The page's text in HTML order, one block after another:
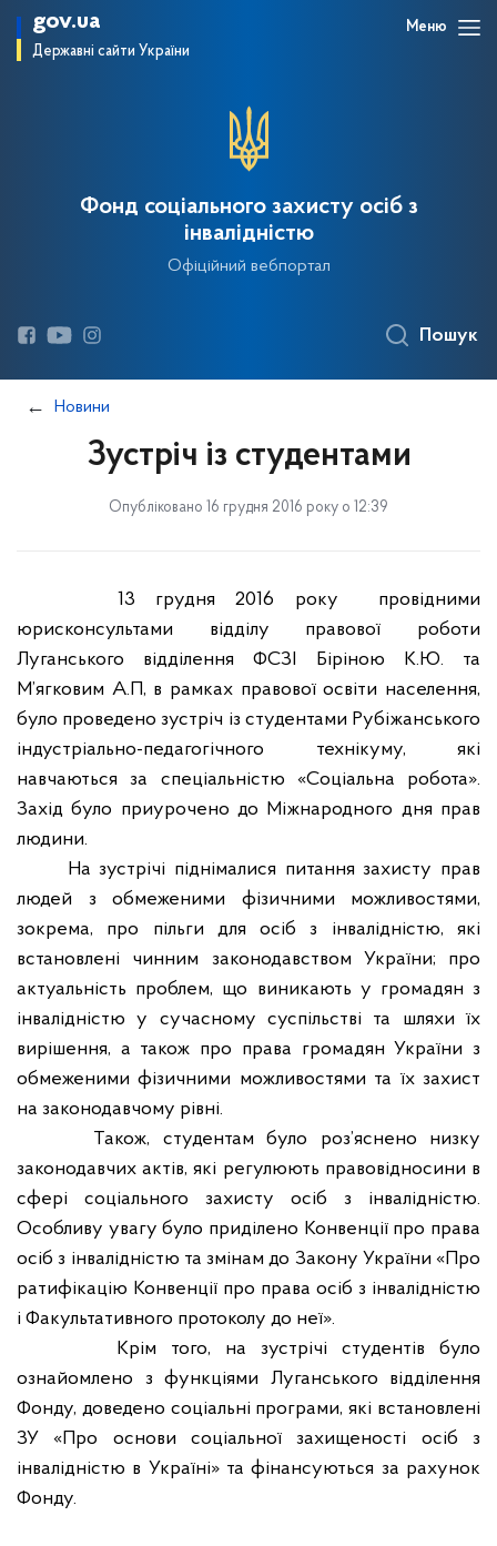
gov.ua
Державні сайти України
Меню
Фонд соціального захисту осіб з
інвалідністю
Офіційний вебпортал
Пошук
Новини
Зустріч із студентами
Опубліковано 16 грудня 2016 року о 12:39
13 грудня 2016 року
провідними
юрисконсультами відділу правової роботи
Луганського відділення ФСЗІ Біріною К.Ю. та
М’ягковим А.П, в рамках правової освіти населення,
було проведено зустріч із студентами Рубіжанського
індустріально-педагогічного технікуму, які
навчаються за спеціальністю «Соціальна робота».
Захід було приурочено до Міжнародного дня прав
людини.
На зустрічі піднімалися питання захисту прав
людей з обмеженими фізичними можливостями,
зокрема, про пільги для осіб з інвалідністю, які
встановлені чинним законодавством України; про
актуальність проблем, що виникають у громадян з
інвалідністю у сучасному суспільстві та шляхи їх
вирішення, а також про права громадян України з
обмеженими фізичними можливостями та їх захист
на законодавчому рівні.
Також, студентам було роз’яснено низку
законодавчих актів, які регулюють правовідносини в
сфері соціального захисту осіб з інвалідністю.
Особливу увагу було приділено Конвенції про права
осіб з інвалідністю та змінам до Закону України «Про
ратифікацію Конвенції про права осіб з інвалідністю
і Факультативного протоколу до неї».
Крім того, на зустрічі студентів було
ознайомлено з функціями Луганського відділення
Фонду, доведено соціальні програми, які встановлені
ЗУ «Про основи соціальної захищеності осіб з
інвалідністю в Україні» та фінансуються за рахунок
Фонду.